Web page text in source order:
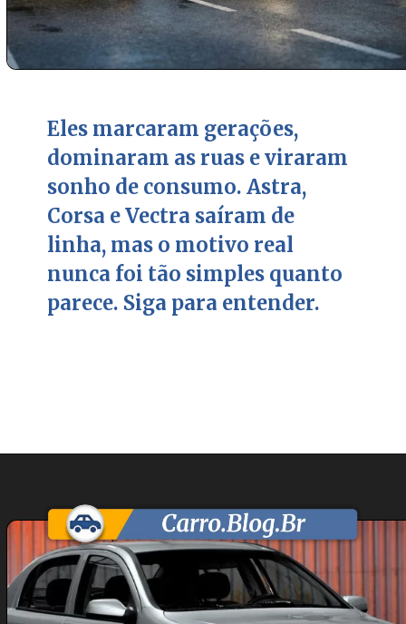
Eles marcaram gerações,
dominaram as ruas e viraram
sonho de consumo. Astra,
Corsa e Vectra saíram de
linha, mas o motivo real
nunca foi tão simples quanto
parece. Siga para entender.